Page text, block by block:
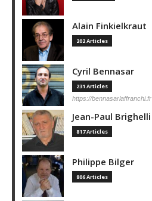
Alain Finkielkraut
202 Articles
Cyril Bennasar
231 Articles
https://bennasarlaffranchi.fr
Jean-Paul Brighelli
817 Articles
Philippe Bilger
806 Articles